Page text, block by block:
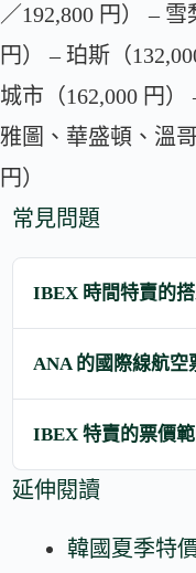
／192,800 円） –
円） – 珀斯（
城市（162,000 円
雅圖、華盛頓、溫
円）
常見問題
IBEX 時間特賣的
ANA 的國際線航空
IBEX 特賣的票價
延伸閱讀
韓國夏季特